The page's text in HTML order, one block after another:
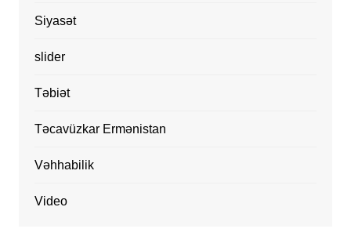
Siyasət
slider
Təbiət
Təcavüzkar Ermənistan
Vəhhabilik
Video